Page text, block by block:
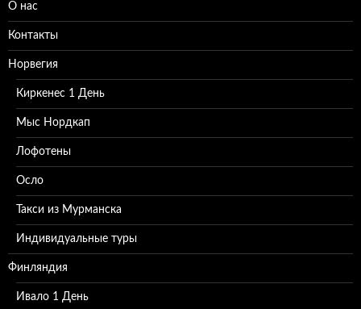
О нас
Контакты
Норвегия
Киркенес 1 День
Мыс Нордкап
Лофотены
Осло
Такси из Мурманска
Индивидуальные туры
Финляндия
Ивало 1 День